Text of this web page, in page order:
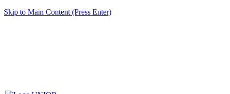
Skip to Main Content (Press Enter)